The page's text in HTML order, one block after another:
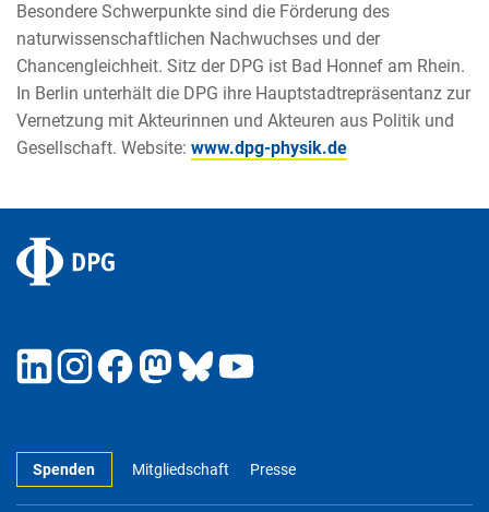
Besondere Schwerpunkte sind die Förderung des
naturwissenschaftlichen Nachwuchses und der
Chancengleichheit. Sitz der DPG ist Bad Honnef am Rhein.
In Berlin unterhält die DPG ihre Hauptstadtrepräsentanz zur
Vernetzung mit Akteurinnen und Akteuren aus Politik und
Gesellschaft. Website: www.dpg-physik.de
Spenden Mitgliedschaft Presse